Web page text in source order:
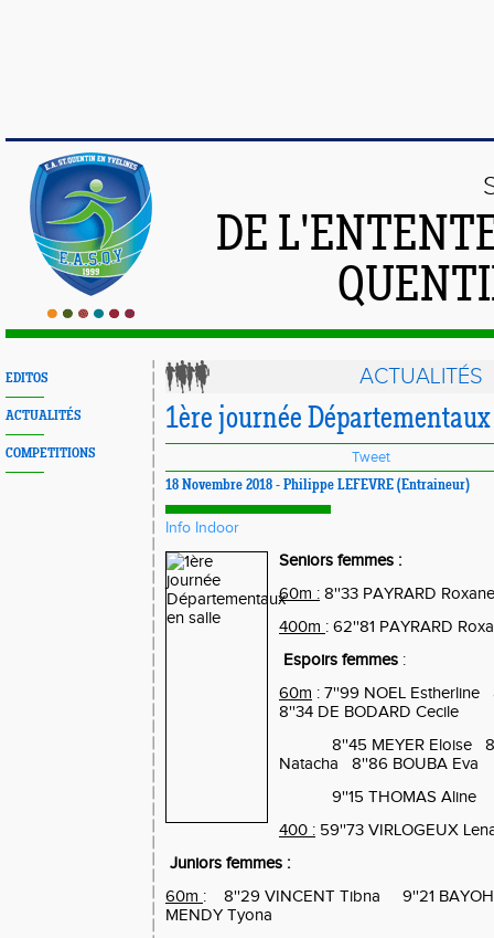
DE
EDITOS
ACTUALITÉS
COMPETITIONS
ACTUALITÉS
1ère journée
Tweet
18 Novembre 2018 - Philippe LEFEVRE (Entraineur)
Info Indoor
Seniors femmes :
60m : 8''33 PAYRARD Roxane
400m : 62''81 PAYRARD
Espoirs femmes :
60m : 7''99 NOEL Estherline
8''34 DE BODARD Cecile
8''45 MEYER Eloise
Natacha
8''86 BOUBA Eva
9''15 THOMAS Aline
400 : 59''73 VIRLOGEUX
Juniors femmes :
60m : 8''29 VINCENT Tibna
9''21
MENDY Tyona